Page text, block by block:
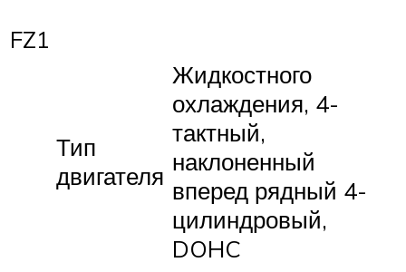
FZ1
Тип
двигателя
Жидкостного
охлаждения, 4-
тактный,
наклоненный
вперед рядный 4-
цилиндровый,
DOHC